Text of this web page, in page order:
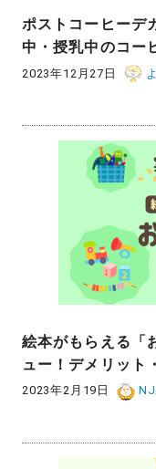
ポストコーヒーデ
中・授乳中のコー
2023年12月27日
絵本がもらえる「
ュー！デメリット
2023年2月19日